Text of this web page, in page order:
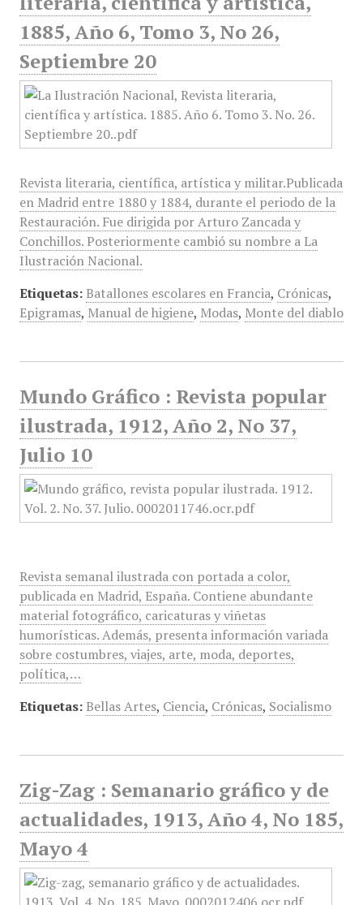
1885, Año 6, Tomo 3, No 26,
Septiembre 20
Revista literaria, científica, artística y militar.Publicada
en Madrid entre 1880 y 1884, durante el periodo de la
Restauración. Fue dirigida por Arturo Zancada y
Conchillos. Posteriormente cambió su nombre a La
Ilustración Nacional.
Etiquetas: Batallones escolares en Francia, Crónicas,
Epigramas, Manual de higiene, Modas, Monte del diablo
Mundo Gráfico : Revista popular
ilustrada, 1912, Año 2, No 37,
Julio 10
Revista semanal ilustrada con portada a color,
publicada en Madrid, España. Contiene abundante
material fotográfico, caricaturas y viñetas
humorísticas. Además, presenta información variada
sobre costumbres, viajes, arte, moda, deportes,
política,…
Etiquetas: Bellas Artes, Ciencia, Crónicas, Socialismo
Zig-Zag : Semanario gráfico y de
actualidades, 1913, Año 4, No 185,
Mayo 4